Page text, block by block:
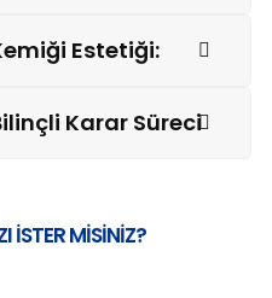
Estetiği:
Karar Süreci
İSTER MİSİNİZ?